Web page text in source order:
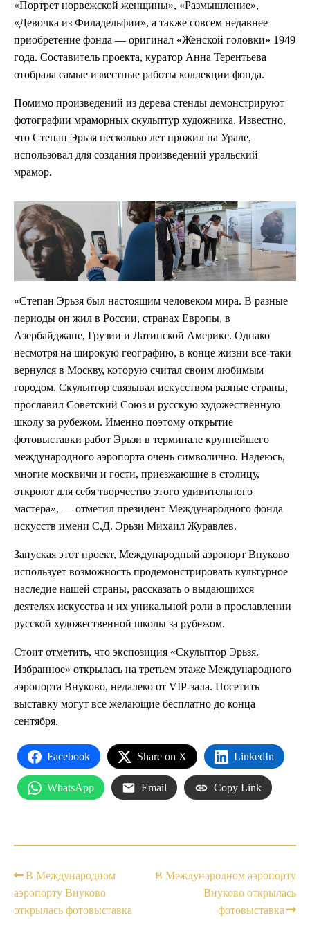
«Портрет норвежской женщины», «Размышление»,
«Девочка из Филадельфии», а также совсем недавнее
приобретение фонда — оригинал «Женской головки» 1949
года. Составитель проекта, куратор Анна Терентьева
отобрала самые известные работы коллекции фонда.
Помимо произведений из дерева стенды демонстрируют
фотографии мраморных скульптур художника. Известно,
что Степан Эрьзя несколько лет прожил на Урале,
использовал для создания произведений уральский
мрамор.
«Степан Эрьзя был настоящим человеком мира. В разные
периоды он жил в России, странах Европы, в
Азербайджане, Грузии и Латинской Америке. Однако
несмотря на широкую географию, в конце жизни все-таки
вернулся в Москву, которую считал своим любимым
городом. Скульптор связывал искусством разные страны,
прославил Советский Союз и русскую художественную
школу за рубежом. Именно поэтому открытие
фотовыставки работ Эрьзи в терминале крупнейшего
международного аэропорта очень символично. Надеюсь,
многие москвичи и гости, приезжающие в столицу,
откроют для себя творчество этого удивительного
мастера», — отметил президент Международного фонда
искусств имени С.Д. Эрьзи Михаил Журавлев.
Запуская этот проект, Международный аэропорт Внуково
использует возможность продемонстрировать культурное
наследие нашей страны, рассказать о выдающихся
деятелях искусства и их уникальной роли в прославлении
русской художественной школы за рубежом.
Стоит отметить, что экспозиция «Скульптор Эрьзя.
Избранное» открылась на третьем этаже Международного
аэропорта Внуково, недалеко от VIP-зала. Посетить
выставку могут все желающие бесплатно до конца
сентября.
Facebook Share on X LinkedIn
WhatsApp Email Copy Link
В Международном
аэропорту Внуково
открылась фотовыставка
В Международном аэропорту
Внуково открылась
фотовыставка